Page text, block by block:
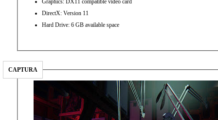
Graphics: DX11 compatible video card
DirectX: Version 11
Hard Drive: 6 GB available space
CAPTURA